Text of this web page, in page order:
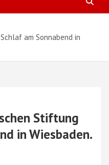
am Sonnabend in
Stiftung
in Wiesbaden.